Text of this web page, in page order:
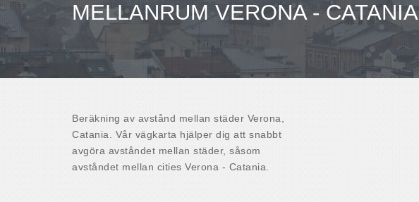
MELLANRUM VERONA - CATANIA
Beräkning av avstånd mellan städer Verona,
Catania. Vår vägkarta hjälper dig att snabbt
avgöra avståndet mellan städer, såsom
avståndet mellan cities Verona - Catania.